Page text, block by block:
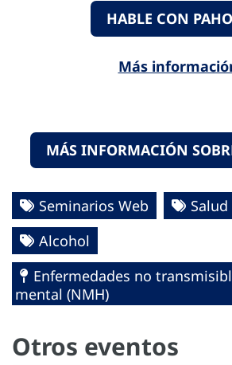
HABLE CON
Más
MÁS INFORMACIÓN
Seminarios Web
Alcohol
Enfermedades no
mental (NMH)
Otros eventos